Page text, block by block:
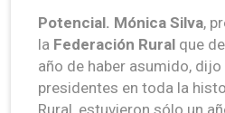
Potencial. Mónica Silva,
la Federación Rural que
año de haber asumido, dijo
presidentes en toda la
Rural, estuvieron sólo un